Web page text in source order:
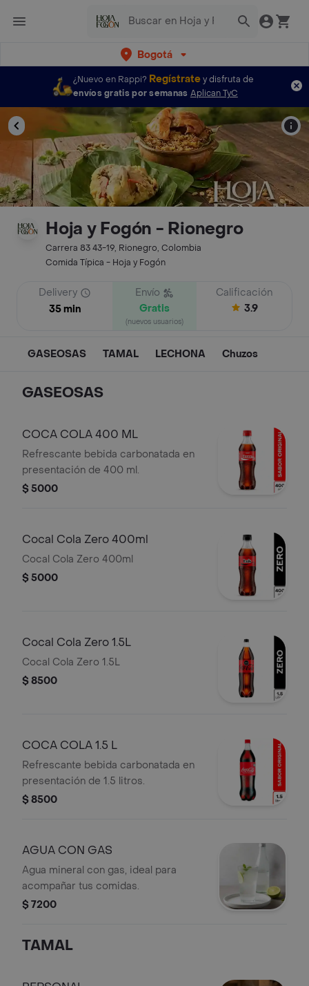
Bogotá
¿Nuevo en Rappi? Regístratey disfruta de
envíos gratis por semanas Aplican TyC
Hoja y Fogón - Rionegro
Carrera 83 43-19, Rionegro, Colombia
Comida Típica - Hoja y Fogón
Delivery
35 min
Envío
Gratis
(nuevos usuarios)
Calificación
3.9
GASEOSAS TAMAL LECHONA Chuzos
GASEOSAS
COCA COLA 400 ML
Refrescante bebida carbonatada en
presentación de 400 ml.
$ 5000
Cocal Cola Zero 400ml
Cocal Cola Zero 400ml
$ 5000
Cocal Cola Zero 1.5L
Cocal Cola Zero 1.5L
$ 8500
COCA COLA 1.5 L
Refrescante bebida carbonatada en
presentación de 1.5 litros.
$ 8500
AGUA CON GAS
Agua mineral con gas, ideal para
acompañar tus comidas.
$ 7200
TAMAL